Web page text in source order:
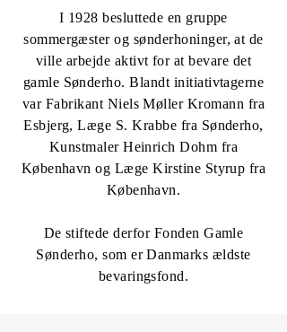
I 1928 besluttede en gruppe
sommergæster og sønderhoninger, at de
ville arbejde aktivt for at bevare det
gamle Sønderho. Blandt initiativtagerne
var Fabrikant Niels Møller Kromann fra
Esbjerg, Læge S. Krabbe fra Sønderho,
Kunstmaler Heinrich Dohm fra
København og Læge Kirstine Styrup fra
København.
De stiftede derfor Fonden Gamle
Sønderho, som er Danmarks ældste
bevaringsfond.